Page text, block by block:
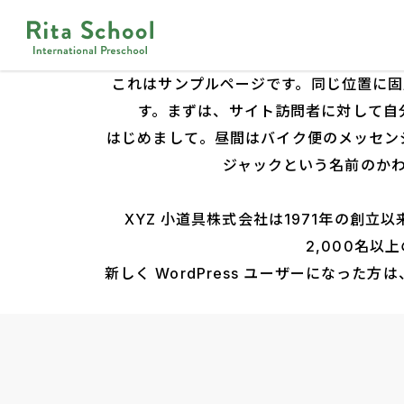
これはサンプルページです。同じ位置に
す。まずは、サイト訪問者に対して
はじめまして。昼間はバイク便のメッセ
ジャックという名前のか
XYZ 小道具株式会社は1971年の創立以
2,000名以上
新しく WordPress ユーザーになった方は